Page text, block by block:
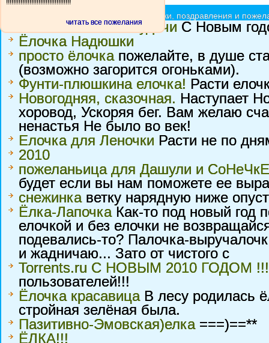
!!!!!!!!!!!!!!!!!!!!!!!!!!!!!!!!!!!!
читать все пожелания
Ёлочки красавицы - принимают подарки, поздравления и
Елочка счастья и удачи С Новым
Ёлочка Надюшки
просто ёлочкапожелайте, в душе
(возможно загорится огоньками).
Фунти-плюшкина елочка! Расти
Новогодняя, сказочная. Наступает
хоровод, Ускоряя бег. Вам желаю
ненастья Не было во век!
Елочка для Леночки Расти не по
2010
пожеланьица для Дашули и
будет если вы нам поможете ее
снежинкаветку нарядную ниже
Ёлка-ЛапочкаКак-то под новый год
елочкой и без елочки не
подевались-то? Палочка-
и жадничаю... Зато от чистого с
Torrents.ru С НОВЫМ 2010 ГОДОМ !!!
пользователей!!!
Ёлочка красавицаВ лесу родилась
стройная зелёная была.
Пазитивно-Эмовская)елка===)==**
ЁЛКА!!!